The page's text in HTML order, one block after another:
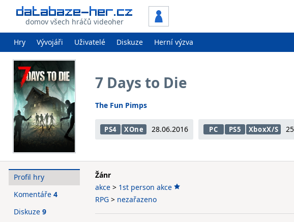
domov všech hráčů videoher
Hry Vývojáři Uživatelé Diskuze Herní výzva
7 Days to Die
The Fun Pimps
PS4 XOne 28.06.2016 PC PS5 XboxX/S
Žánr
akce > 1st person akce
RPG > nezařazeno
Profil hry
Komentáře 4
Diskuze 9